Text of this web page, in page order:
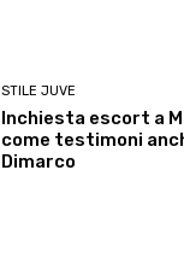
STILE JUVE
Inchiesta escort a
come testimoni
Dimarco